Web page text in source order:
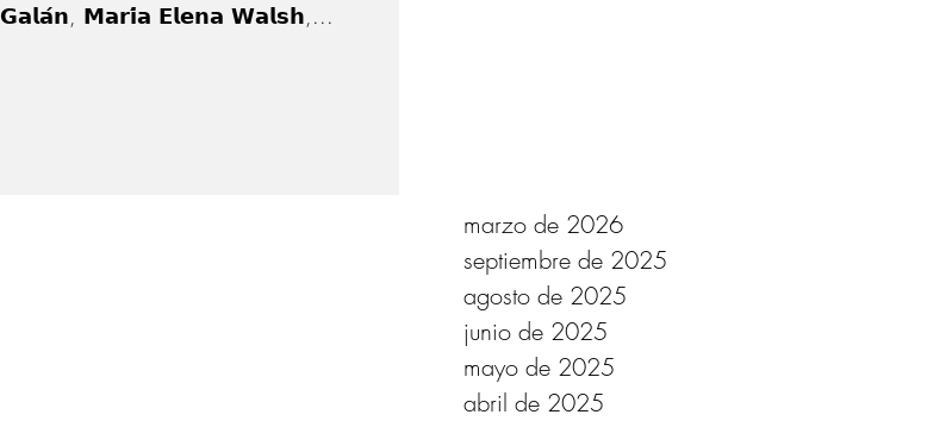
𝗚𝗮𝗹𝗮́𝗻, 𝗠𝗮𝗿𝗶́𝗮 𝗘𝗹𝗲𝗻𝗮 𝗪𝗮𝗹𝘀𝗵,...
marzo de 2026
septiembre de 2025
agosto de 2025
junio de 2025
mayo de 2025
abril de 2025